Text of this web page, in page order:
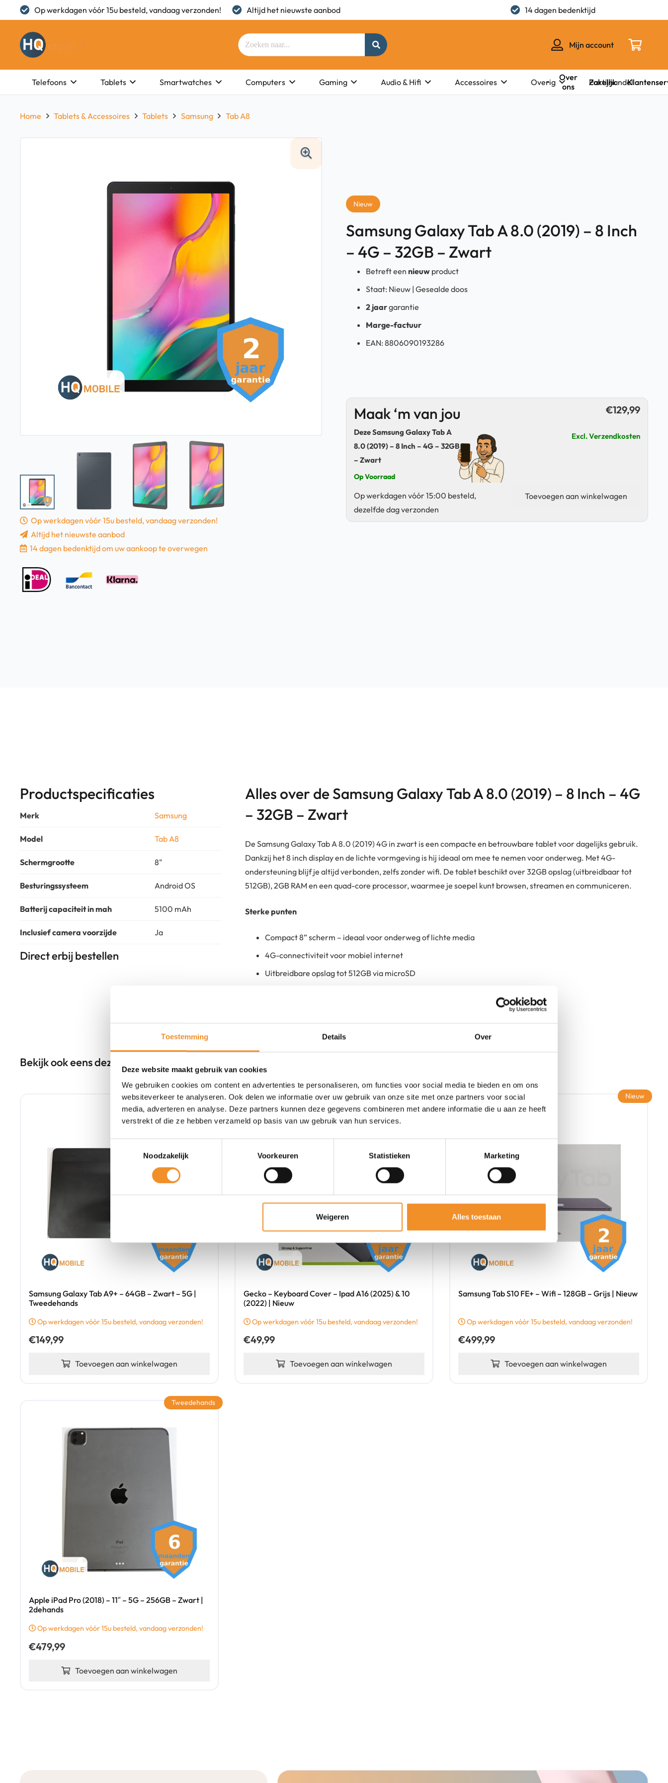
Toestemming Details Over
Deze website maakt gebruik van cookies
We gebruiken cookies om content en advertenties te personaliseren, om functies voor social media te bieden en om ons
websiteverkeer te analyseren. Ook delen we informatie over uw gebruik van onze site met onze partners voor social
media, adverteren en analyse. Deze partners kunnen deze gegevens combineren met andere informatie die u aan ze heeft
verstrekt of die ze hebben verzameld op basis van uw gebruik van hun services.
Noodzakelijk
Voorkeuren Statistieken Marketing
Weigeren Alles toestaan
Op werkdagen vóór 15u besteld, vandaag verzonden! Altijd het nieuwste aanbod 14 dagen bedenktijd
Mijn account
Telefoons Tablets Smartwatches Computers Gaming Audio & Hifi Accessoires Overig Partijhandel
Over
ons
Zakelijk
Home Tablets & Accessoires Tablets Samsung Tab A8
Op werkdagen vóór 15u besteld, vandaag verzonden!
Altijd het nieuwste aanbod
14 dagen bedenktijd om uw aankoop te overwegen
Nieuw
Samsung Galaxy Tab A 8.0 (2019) – 8 Inch
– 4G – 32GB – Zwart
Betreft een nieuw product
Staat: Nieuw | Gesealde doos
2 jaargarantie
Marge-factuur
EAN: 8806090193286
Maak ‘m van jou
Deze Samsung Galaxy Tab A
8.0 (2019) – 8 Inch – 4G – 32GB
– Zwart
Op Voorraad
Op werkdagen vóór 15:00 besteld,
dezelfde dag verzonden
€129,99
Excl. Verzendkosten
Galaxy
Toevoegen aan winkelwagen
Productspecificaties
Merk Samsung
Model Tab A8
Schermgrootte 8"
Besturingssysteem Android OS
Batterij capaciteit in mah 5100 mAh
Inclusief camera voorzijde Ja
Alles over de Samsung Galaxy Tab A 8.0 (2019) – 8 Inch – 4G
– 32GB – Zwart
De Samsung Galaxy Tab A 8.0 (2019) 4G in zwart is een compacte en betrouwbare tablet voor dagelijks gebruik.
Dankzij het 8 inch display en de lichte vormgeving is hij ideaal om mee te nemen voor onderweg. Met 4G-
ondersteuning blijf je altijd verbonden, zelfs zonder wifi. De tablet beschikt over 32GB opslag (uitbreidbaar tot
512GB), 2GB RAM en een quad-core processor, waarmee je soepel kunt browsen, streamen en communiceren.
Sterke punten
Compact 8” scherm – ideaal voor onderweg of lichte media
4G-connectiviteit voor mobiel internet
Uitbreidbare opslag tot 512GB via microSD
Direct erbij bestellen
Bekijk ook eens deze producten
Samsung Galaxy Tab A9+ – 64GB – Zwart – 5G |
Tweedehands
Op werkdagen vóór 15u besteld, vandaag verzonden!
€149,99
Toevoegen aan winkelwagen
Tweedehands
Gecko – Keyboard Cover – Ipad A16 (2025) & 10
(2022) | Nieuw
Op werkdagen vóór 15u besteld, vandaag verzonden!
€49,99
Toevoegen aan winkelwagen
Nieuw
Samsung Tab S10 FE+ – Wifi – 128GB – Grijs | Nieuw
Op werkdagen vóór 15u besteld, vandaag verzonden!
€499,99
Toevoegen aan winkelwagen
Nieuw
Apple iPad Pro (2018) – 11″ – 5G – 256GB – Zwart |
2dehands
Op werkdagen vóór 15u besteld, vandaag verzonden!
€479,99
Toevoegen aan winkelwagen
Tweedehands